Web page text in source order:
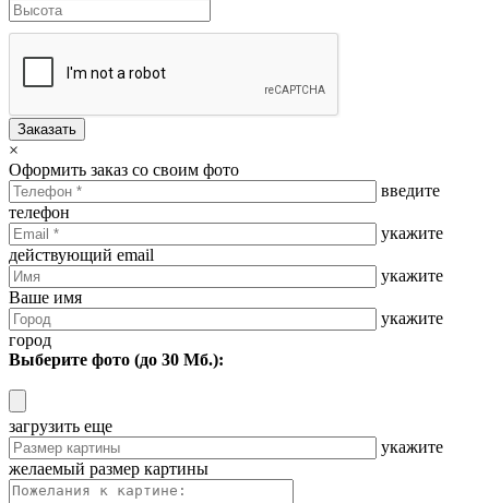
Заказать
×
Оформить заказ со своим фото
введите
телефон
укажите
действующий email
укажите
Ваше имя
укажите
город
Выберите фото (до 30 Мб.):
загрузить еще
укажите
желаемый размер картины